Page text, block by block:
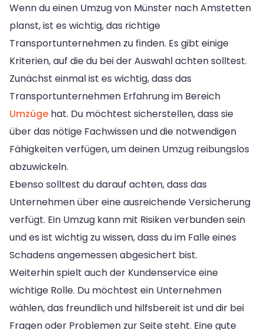
Wenn du einen Umzug von Münster nach Amstetten
planst, ist es wichtig, das richtige
Transportunternehmen zu finden. Es gibt einige
Kriterien, auf die du bei der Auswahl achten solltest.
Zunächst einmal ist es wichtig, dass das
Transportunternehmen Erfahrung im Bereich
Umzüge hat. Du möchtest sicherstellen, dass sie
über das nötige Fachwissen und die notwendigen
Fähigkeiten verfügen, um deinen Umzug reibungslos
abzuwickeln.
Ebenso solltest du darauf achten, dass das
Unternehmen über eine ausreichende Versicherung
verfügt. Ein Umzug kann mit Risiken verbunden sein
und es ist wichtig zu wissen, dass du im Falle eines
Schadens angemessen abgesichert bist.
Weiterhin spielt auch der Kundenservice eine
wichtige Rolle. Du möchtest ein Unternehmen
wählen, das freundlich und hilfsbereit ist und dir bei
Fragen oder Problemen zur Seite steht. Eine gute